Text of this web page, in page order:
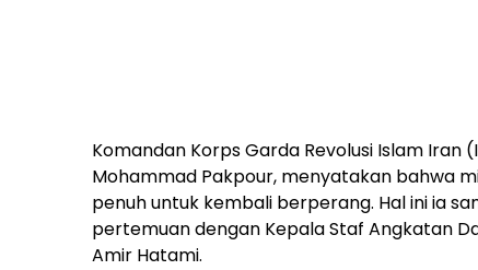
Komandan Korps Garda Revolusi Islam Iran
Mohammad Pakpour, menyatakan bahwa
penuh untuk kembali berperang. Hal ini ia
pertemuan dengan Kepala Staf Angkatan
Amir Hatami.